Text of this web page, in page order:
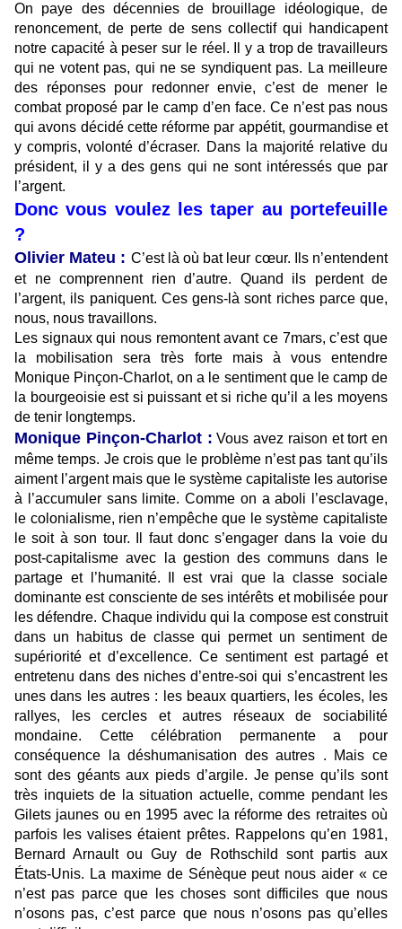
On paye des décennies de brouillage idéologique, de
renoncement, de perte de sens collectif qui handicapent
notre capacité à peser sur le réel. Il y a trop de travailleurs
qui ne votent pas, qui ne se syndiquent pas. La meilleure
des réponses pour redonner envie, c’est de mener le
combat proposé par le camp d’en face. Ce n’est pas nous
qui avons décidé cette réforme par appétit, gourmandise et
y compris, volonté d’écraser. Dans la majorité relative du
président, il y a des gens qui ne sont intéressés que par
l’argent.
Donc vous voulez les taper au portefeuille
?
Olivier Mateu : C’est là où bat leur cœur. Ils n’entendent
et ne comprennent rien d’autre. Quand ils perdent de
l’argent, ils paniquent. Ces gens-là sont riches parce que,
nous, nous travaillons.
Les signaux qui nous remontent avant ce 7mars, c’est que
la mobilisation sera très forte mais à vous entendre
Monique Pinçon-Charlot, on a le sentiment que le camp de
la bourgeoisie est si puissant et si riche qu’il a les moyens
de tenir longtemps.
Monique Pinçon-Charlot : Vous avez raison et tort en
même temps. Je crois que le problème n’est pas tant qu’ils
aiment l’argent mais que le système capitaliste les autorise
à l’accumuler sans limite. Comme on a aboli l’esclavage,
le colonialisme, rien n’empêche que le système capitaliste
le soit à son tour. Il faut donc s’engager dans la voie du
post-capitalisme avec la gestion des communs dans le
partage et l’humanité. Il est vrai que la classe sociale
dominante est consciente de ses intérêts et mobilisée pour
les défendre. Chaque individu qui la compose est construit
dans un habitus de classe qui permet un sentiment de
supériorité et d’excellence. Ce sentiment est partagé et
entretenu dans des niches d’entre-soi qui s’encastrent les
unes dans les autres : les beaux quartiers, les écoles, les
rallyes, les cercles et autres réseaux de sociabilité
mondaine. Cette célébration permanente a pour
conséquence la déshumanisation des autres . Mais ce
sont des géants aux pieds d’argile. Je pense qu’ils sont
très inquiets de la situation actuelle, comme pendant les
Gilets jaunes ou en 1995 avec la réforme des retraites où
parfois les valises étaient prêtes. Rappelons qu’en 1981,
Bernard Arnault ou Guy de Rothschild sont partis aux
États-Unis. La maxime de Sénèque peut nous aider « ce
n’est pas parce que les choses sont difficiles que nous
n’osons pas, c’est parce que nous n’osons pas qu’elles